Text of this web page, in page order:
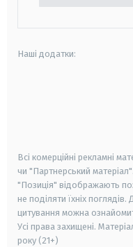
Наші додатки:
Всі комерційні рекламні
чи "Партнерський
"Позиція" відображають
не поділяти їхніх
цитування можна
Усі права захищені.
року (21+)